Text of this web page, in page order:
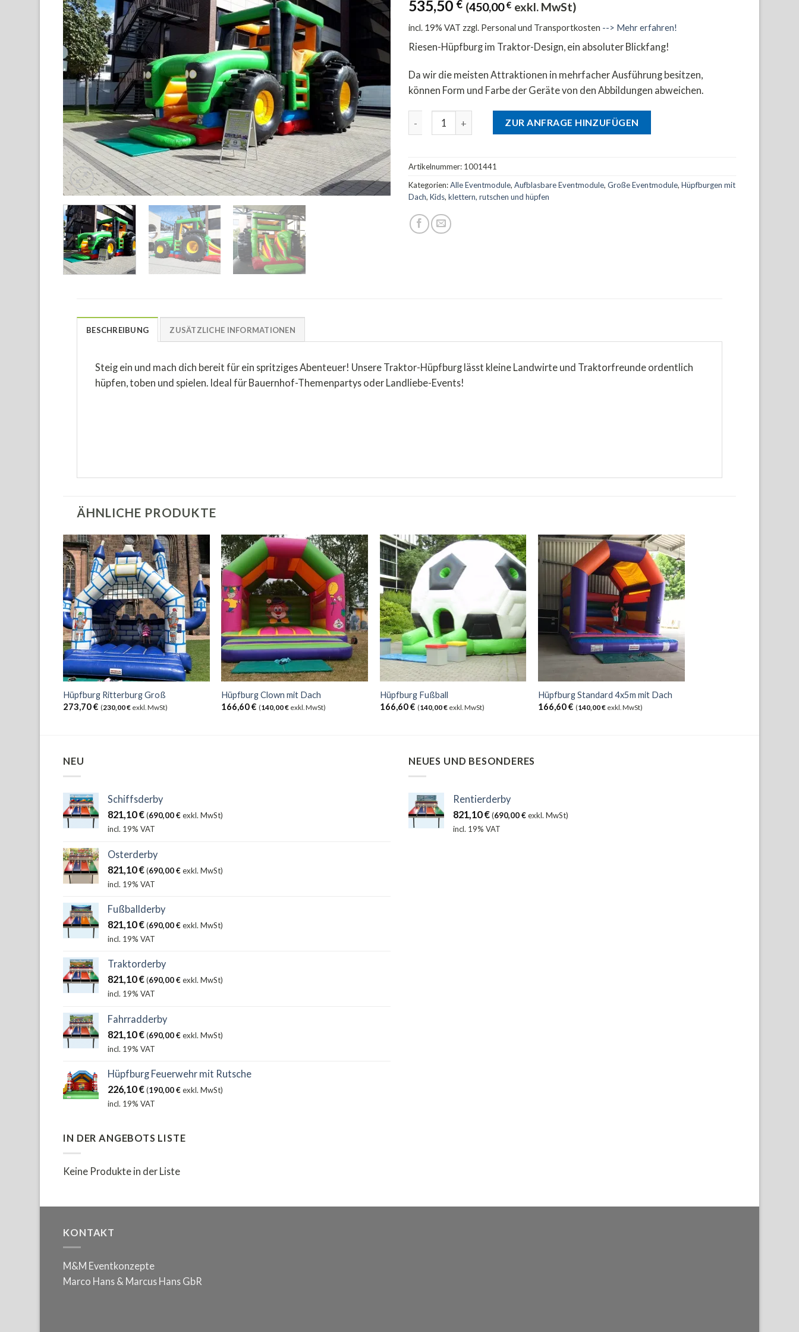
535,50 € (450,00€ exkl. MwSt)
incl. 19% VAT zzgl. Personal und Transportkosten --> Mehr erfahren!
Riesen-Hüpfburg im Traktor-Design, ein absoluter Blickfang!
Da wir die meisten Attraktionen in mehrfacher Ausführung besitzen,
können Form und Farbe der Geräte von den Abbildungen abweichen.
Hüpfburg Traktor (Active Center) Menge
ZUR ANFRAGE HINZUFÜGEN
Artikelnummer: 1001441
Kategorien:Alle Eventmodule, Aufblasbare Eventmodule, Große Eventmodule, Hüpfburgen mit
Dach, Kids, klettern, rutschen und hüpfen
BESCHREIBUNG ZUSÄTZLICHE INFORMATIONEN
Steig ein und mach dich bereit für ein spritziges Abenteuer! Unsere Traktor-Hüpfburg lässt kleine Landwirte und Traktorfreunde ordentlich
hüpfen, toben und spielen. Ideal für Bauernhof-Themenpartys oder Landliebe-Events!
ÄHNLICHE PRODUKTE
Hüpfburg Ritterburg Groß
273,70€ (230,00€ exkl. MwSt)
Hüpfburg Clown mit Dach
166,60€ (140,00€ exkl. MwSt)
Hüpfburg Fußball
166,60€ (140,00€exkl. MwSt)
Hüpfburg Standard 4x5m mit Dach
166,60€ (140,00€exkl. MwSt)
NEU
Schiffsderby
821,10€ (690,00€exkl. MwSt)
incl. 19% VAT
Osterderby
821,10€ (690,00€exkl. MwSt)
incl. 19% VAT
Fußballderby
821,10€ (690,00€exkl. MwSt)
incl. 19% VAT
Traktorderby
821,10€ (690,00€exkl. MwSt)
incl. 19% VAT
Fahrradderby
821,10€ (690,00€exkl. MwSt)
incl. 19% VAT
Hüpfburg Feuerwehr mit Rutsche
226,10€ (190,00€exkl. MwSt)
incl. 19% VAT
NEUES UND BESONDERES
Rentierderby
821,10€(690,00€exkl. MwSt)
incl. 19% VAT
IN DER ANGEBOTS LISTE
Keine Produkte in der Liste
KONTAKT
M&M Eventkonzepte
Marco Hans & Marcus Hans GbR